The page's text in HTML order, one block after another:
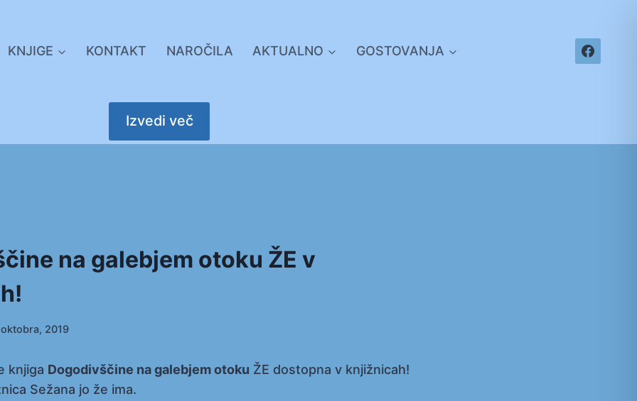
KNJIGE KONTAKT NAROČILA AKTUALNO GOSTOVANJA
Izvedi več
na galebjem otoku ŽE v
2019
knjiga Dogodivščine na galebjem otoku ŽE dostopna v knjižnicah!
Sežana jo že ima.